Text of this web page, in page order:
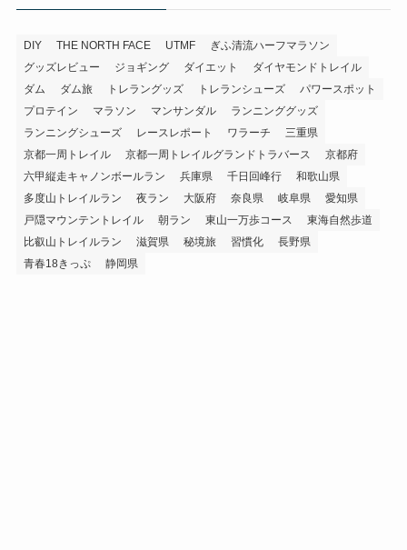
DIY THE NORTH FACE UTMF
ぎふ清流ハーフマラソン
グッズレビュー
ジョギング ダイエット
ダイヤモンドトレイル
ダム
ダム旅 トレラングッズ トレランシューズ
パワースポット
プロテイン
マラソン マンサンダル
ランニンググッズ
ランニングシューズ
レースレポート ワラーチ
三重県
京都一周トレイル
京都一周トレイルグランドトラバース
京都府
六甲縦走キャノンボールラン
兵庫県 千日回峰行
和歌山県
多度山トレイルラン
夜ラン 大阪府 奈良県 岐阜県
愛知県
戸隠マウンテントレイル
朝ラン 東山一万歩コース
東海自然歩道
比叡山トレイルラン
滋賀県 秘境旅 習慣化
長野県
青春18きっぷ
静岡県